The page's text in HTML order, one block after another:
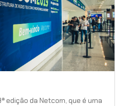
edição da Netcom, que é uma